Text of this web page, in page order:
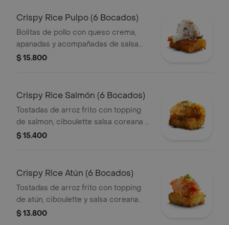
Crispy Rice Pulpo (6 Bocados)
Bolitas de pollo con queso crema,
apanadas y acompañadas de salsa
especial con semillas de sésamo.
$ 15.800
Crispy Rice Salmón (6 Bocados)
Tostadas de arroz frito con topping
de salmon, ciboulette salsa coreana y
aceite de sésamo.
$ 15.400
Crispy Rice Atún (6 Bocados)
Tostadas de arroz frito con topping
de atún, ciboulette y salsa coreana..
$ 13.800